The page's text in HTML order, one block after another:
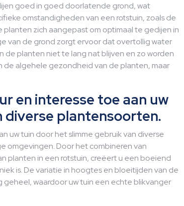
goed in goed doorlatende grond, wat
omstandigheden van een rotstuin, zoals de
zich aangepast om optimaal te gedijen in
van de grond zorgt ervoor dat overtollig water
de planten niet te lang nat blijven en zo worden
algehele gezondheid van de planten, maar
en interesse toe aan uw
plantensoorten.
uw tuin door het slimme gebruik van diverse
omgevingen. Door het combineren van
planten in een rotstuin, creëert u een boeiend
is. De variatie in hoogtes en bloeitijden van de
waardoor uw tuin een echte blikvanger